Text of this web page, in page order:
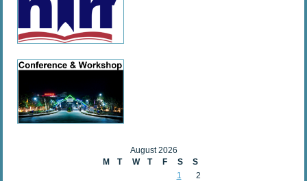
August 2026
M
T W T F S
S
1
2